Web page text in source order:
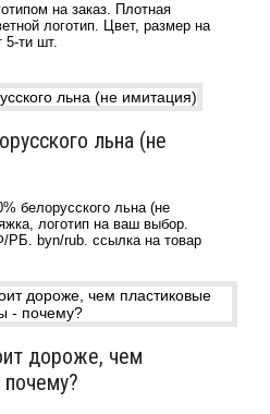
на заказ. Плотная
логотип. Цвет, размер на
5-ти шт.
льна (не
белорусского льна (не
логотип на ваш выбор.
РБ. byn/rub. ссылка на товар
дороже, чем